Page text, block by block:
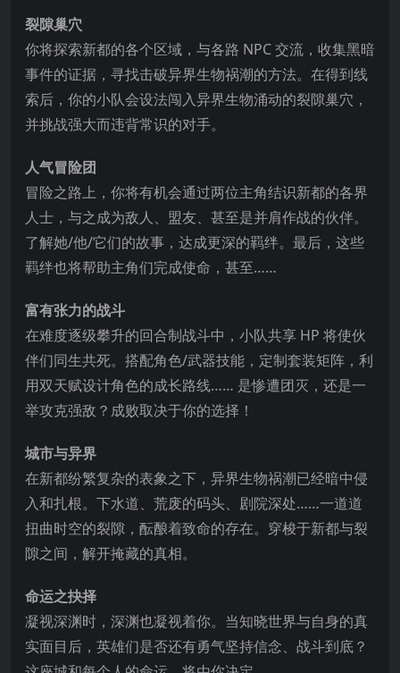
裂隙巢穴
你将探索新都的各个区域，与各路 NPC 交流，收集黑暗
事件的证据，寻找击破异界生物祸潮的方法。在得到线
索后，你的小队会设法闯入异界生物涌动的裂隙巢穴，
并挑战强大而违背常识的对手。
人气冒险团
冒险之路上，你将有机会通过两位主角结识新都的各界
人士，与之成为敌人、盟友、甚至是并肩作战的伙伴。
了解她/他/它们的故事，达成更深的羁绊。最后，这些
羁绊也将帮助主角们完成使命，甚至……
富有张力的战斗
在难度逐级攀升的回合制战斗中，小队共享 HP 将使伙
伴们同生共死。搭配角色/武器技能，定制套装矩阵，利
用双天赋设计角色的成长路线…… 是惨遭团灭，还是一
举攻克强敌？成败取决于你的选择！
城市与异界
在新都纷繁复杂的表象之下，异界生物祸潮已经暗中侵
入和扎根。下水道、荒废的码头、剧院深处……一道道
扭曲时空的裂隙，酝酿着致命的存在。穿梭于新都与裂
隙之间，解开掩藏的真相。
命运之抉择
凝视深渊时，深渊也凝视着你。当知晓世界与自身的真
实面目后，英雄们是否还有勇气坚持信念、战斗到底？